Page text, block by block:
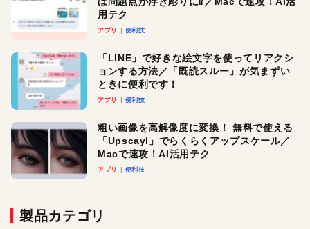
用テク
アプリ 便利技
「LINE」で好きな絵文字を使ってリアクシ
ョンする方法／「既読スルー」が気まずい
ときに便利です！
アプリ 便利技
粗い画像を高解像度に変換！ 無料で使える
「Upscayl」でらくらくアップスケール／
Macで速攻！AI活用テク
アプリ 便利技
製品カテゴリ